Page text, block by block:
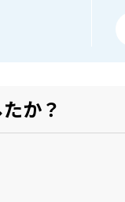
か？